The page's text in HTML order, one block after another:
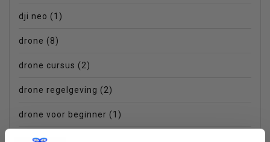
dji neo (1)
drone (8)
drone cursus (2)
drone regelgeving (2)
drone voor beginner (1)
dronefotografie